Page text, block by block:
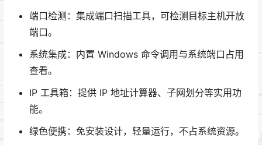
端口检测：集成端口扫描工具，可检测目标主机开放
端口。
系统集成：内置 Windows 命令调用与系统端口占用
查看。
IP 工具箱：提供 IP 地址计算器、子网划分等实用功
能。
绿色便携：免安装设计，轻量运行，不占系统资源。